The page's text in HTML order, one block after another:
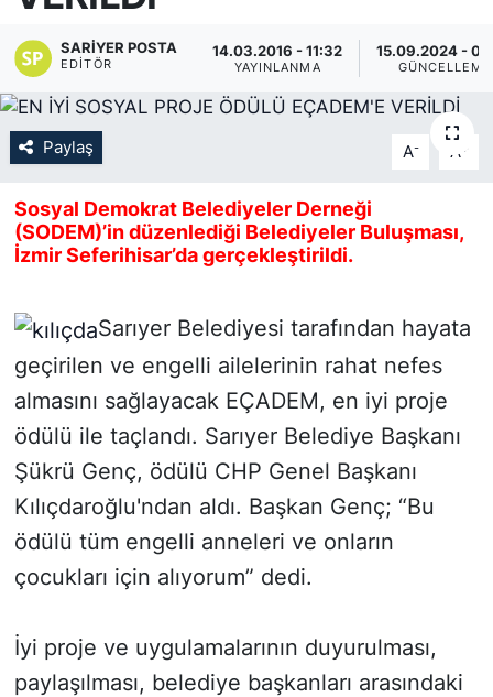
SARIYER POSTA
EDITÖR
14.03.2016 - 11:32
YAYINLANMA
15.09.2024 -
GÜNCELLEME
Paylaş A- A
Sosyal Demokrat Belediyeler Derneği
(SODEM)’in düzenlediği Belediyeler Buluşması,
İzmir Seferihisar’da gerçekleştirildi.
Sarıyer Belediyesi tarafından hayata
geçirilen ve engelli ailelerinin rahat nefes
almasını sağlayacak EÇADEM, en iyi proje
ödülü ile taçlandı. Sarıyer Belediye Başkanı
Şükrü Genç, ödülü CHP Genel Başkanı
Kılıçdaroğlu'ndan aldı. Başkan Genç; “Bu
ödülü tüm engelli anneleri ve onların
çocukları için alıyorum” dedi.
İyi proje ve uygulamalarının duyurulması,
paylaşılması, belediye başkanları arasındaki
KÖŞE YAZILARI
KÖŞE YAZILARI (Arşiv)
KÜLTÜR SANAT
MAGAZİN
RÖPORTAJ
SAĞLIK
SARIYER HABERLERİ
SARIYER İMAR BARIŞI
SEKTÖR
SİYASET
SPOR